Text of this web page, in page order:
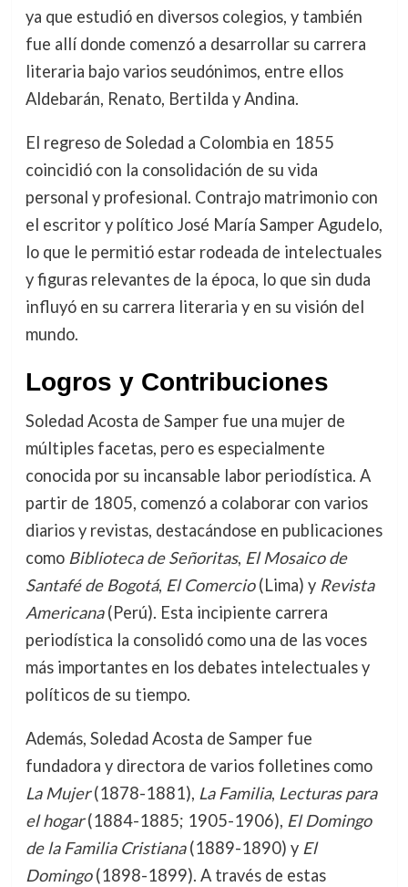
ya que estudió en diversos colegios, y también
fue allí donde comenzó a desarrollar su carrera
literaria bajo varios seudónimos, entre ellos
Aldebarán, Renato, Bertilda y Andina.
El regreso de Soledad a Colombia en 1855
coincidió con la consolidación de su vida
personal y profesional. Contrajo matrimonio con
el escritor y político José María Samper Agudelo,
lo que le permitió estar rodeada de intelectuales
y figuras relevantes de la época, lo que sin duda
influyó en su carrera literaria y en su visión del
mundo.
Logros y Contribuciones
Soledad Acosta de Samper fue una mujer de
múltiples facetas, pero es especialmente
conocida por su incansable labor periodística. A
partir de 1805, comenzó a colaborar con varios
diarios y revistas, destacándose en publicaciones
como Biblioteca de Señoritas, El Mosaico de
Santafé de Bogotá, El Comercio(Lima) y Revista
Americana(Perú). Esta incipiente carrera
periodística la consolidó como una de las voces
más importantes en los debates intelectuales y
políticos de su tiempo.
Además, Soledad Acosta de Samper fue
fundadora y directora de varios folletines como
La Mujer(1878-1881), La Familia, Lecturas para
el hogar(1884-1885; 1905-1906), El Domingo
de la Familia Cristiana(1889-1890) y El
Domingo(1898-1899). A través de estas